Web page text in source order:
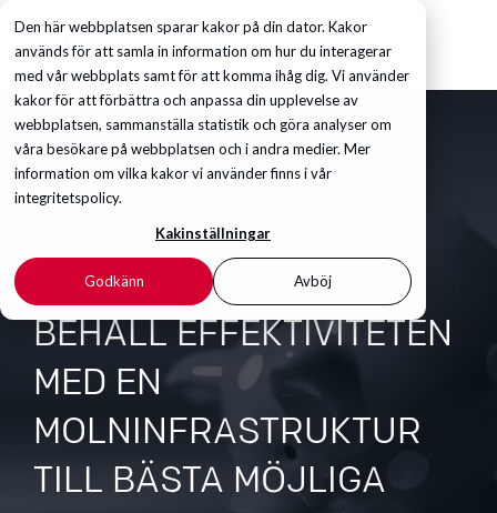
Den här webbplatsen sparar kakor på din dator. Kakor
används för att samla in information om hur du interagerar
med vår webbplats samt för att komma ihåg dig. Vi använder
kakor för att förbättra och anpassa din upplevelse av
webbplatsen, sammanställa statistik och göra analyser om
våra besökare på webbplatsen och i andra medier. Mer
information om vilka kakor vi använder finns i vår
integritetspolicy.
Kakinställningar
Godkänn Avböj
BEHÅLL EFFEKTIVITETEN
MED EN
MOLNINFRASTRUKTUR
TILL BÄSTA MÖJLIGA